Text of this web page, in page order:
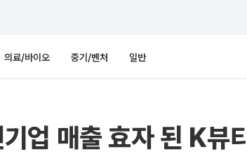
의료/바이오 중기/벤처 일반
업 매출 효자 된 K뷰티